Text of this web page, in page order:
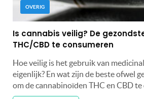
OVERIG
Is cannabis veilig? De
THC/CBD te consumeren
Hoe veilig is het gebruik van
eigenlijk? En wat zijn de beste ofwel
om de cannabinoïden THC en CBD te